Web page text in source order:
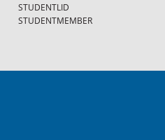
STUDENTLID
STUDENTMEMBER